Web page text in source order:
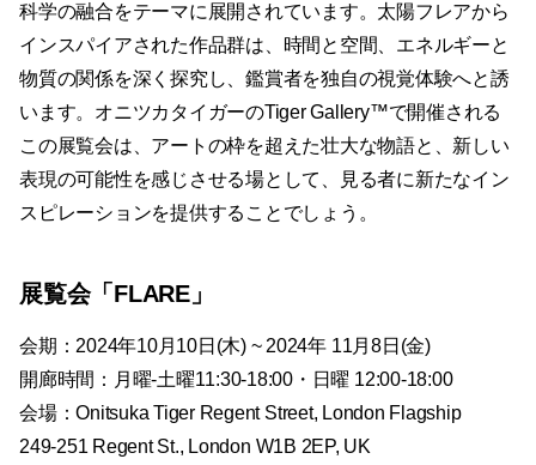
科学の融合をテーマに展開されています。太陽フレアから
インスパイアされた作品群は、時間と空間、エネルギーと
物質の関係を深く探究し、鑑賞者を独自の視覚体験へと誘
います。オニツカタイガーのTiger Gallery™で開催される
この展覧会は、アートの枠を超えた壮大な物語と、新しい
表現の可能性を感じさせる場として、見る者に新たなイン
スピレーションを提供することでしょう。
展覧会「FLARE」
会期：2024年10月10日(木) ~ 2024年 11月8日(金)
開廊時間：月曜-土曜11:30-18:00・日曜 12:00-18:00
会場：Onitsuka Tiger Regent Street, London Flagship
249-251 Regent St., London W1B 2EP, UK